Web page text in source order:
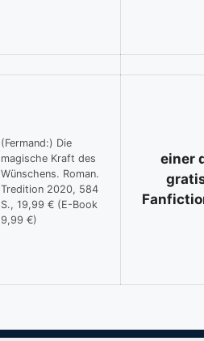
(Fermand:) Die
magische Kraft des
Wünschens. Roman.
Tredition 2020, 584
S., 19,99 € (E-Book
9,99 €)
einer